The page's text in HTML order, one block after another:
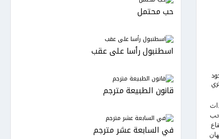
احداث
حب
حب محتمل
اسطنبول رأسا على عقب
قانون الطبيعة مترجم
في السابعة عشر مترجم